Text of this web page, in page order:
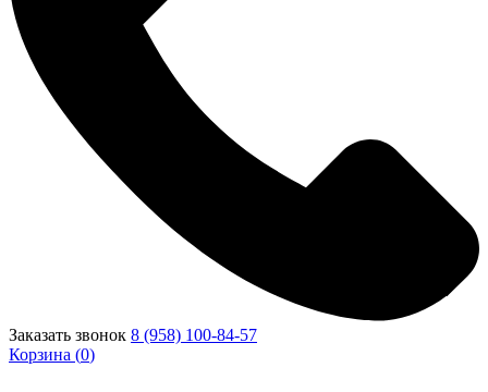
Заказать звонок 8 (958) 100-84-57
Корзина (0)